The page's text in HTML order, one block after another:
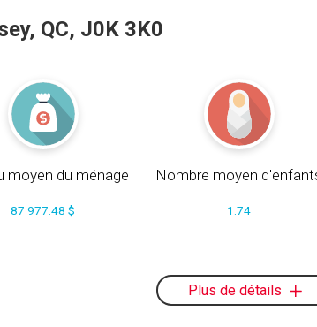
QC, J0K 3K0
moyen du ménage
87 977.48 $
Nombre moyen
1.74
Plus de détails